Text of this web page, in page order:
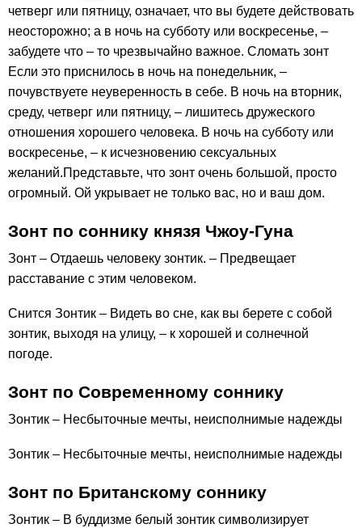
четверг или пятницу, означает, что вы будете действовать
неосторожно; а в ночь на субботу или воскресенье, –
забудете что – то чрезвычайно важное. Сломать зонт
Если это приснилось в ночь на понедельник, –
почувствуете неуверенность в себе. В ночь на вторник,
среду, четверг или пятницу, – лишитесь дружеского
отношения хорошего человека. В ночь на субботу или
воскресенье, – к исчезновению сексуальных
желаний.Представьте, что зонт очень большой, просто
огромный. Ой укрывает не только вас, но и ваш дом.
Зонт по соннику князя Чжоу-Гуна
Зонт – Отдаешь человеку зонтик. – Предвещает
расставание с этим человеком.
Снится Зонтик – Видеть во сне, как вы берете с собой
зонтик, выходя на улицу, – к хорошей и солнечной
погоде.
Зонт по Современному соннику
Зонтик – Несбыточные мечты, неисполнимые надежды
Зонтик – Несбыточные мечты, неисполнимые надежды
Зонт по Британскому соннику
Зонтик – В буддизме белый зонтик символизирует